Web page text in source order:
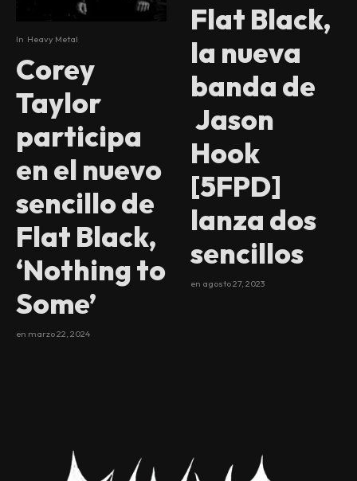
In Heavy Metal
Corey
Taylor
participa
en el nuevo
sencillo de
Flat Black,
‘Nothing to
Some’
en marzo 22, 2024
Flat Black,
la nueva
banda de
Jason
Hook
[5FPD]
lanza dos
sencillos
en agosto 27, 2023